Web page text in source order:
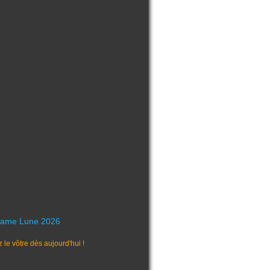
Lune 2026
le vôtre dès aujourd'hui !